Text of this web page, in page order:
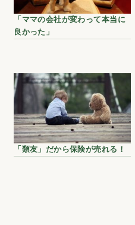
「ママの会社が変わって本当に
良かった」
「類友」だから保険が売れる！